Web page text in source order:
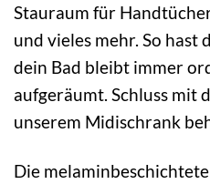
Stauraum für
und vieles mehr. So
dein Bad bleibt immer
aufgeräumt. Schluss mit
unserem Midischrank
Die